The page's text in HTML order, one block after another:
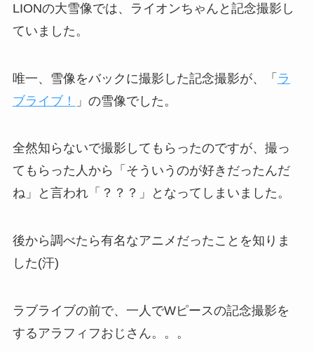
LIONの大雪像では、ライオンちゃんと記念撮影し
ていました。
唯一、雪像をバックに撮影した記念撮影が、「 ラ
ブライブ！
」の雪像でした。
全然知らないで撮影してもらったのですが、撮っ
てもらった人から「そういうのが好きだったんだ
ね」と言われ「？？？」となってしまいました。
後から調べたら有名なアニメだったことを知りま
した(汗)
ラブライブの前で、一人でWピースの記念撮影を
するアラフィフおじさん。。。